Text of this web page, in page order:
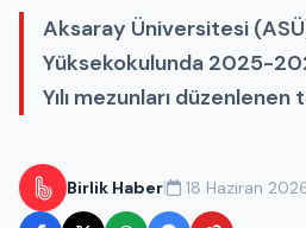
Aksaray Üniversitesi
Yüksekokulunda 2025-
Yılı mezunları
Birlik Haber| 18 Haziran